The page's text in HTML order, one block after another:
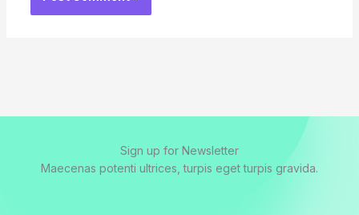
Sign up for Newsletter
Maecenas potenti ultrices, turpis eget turpis gravida.